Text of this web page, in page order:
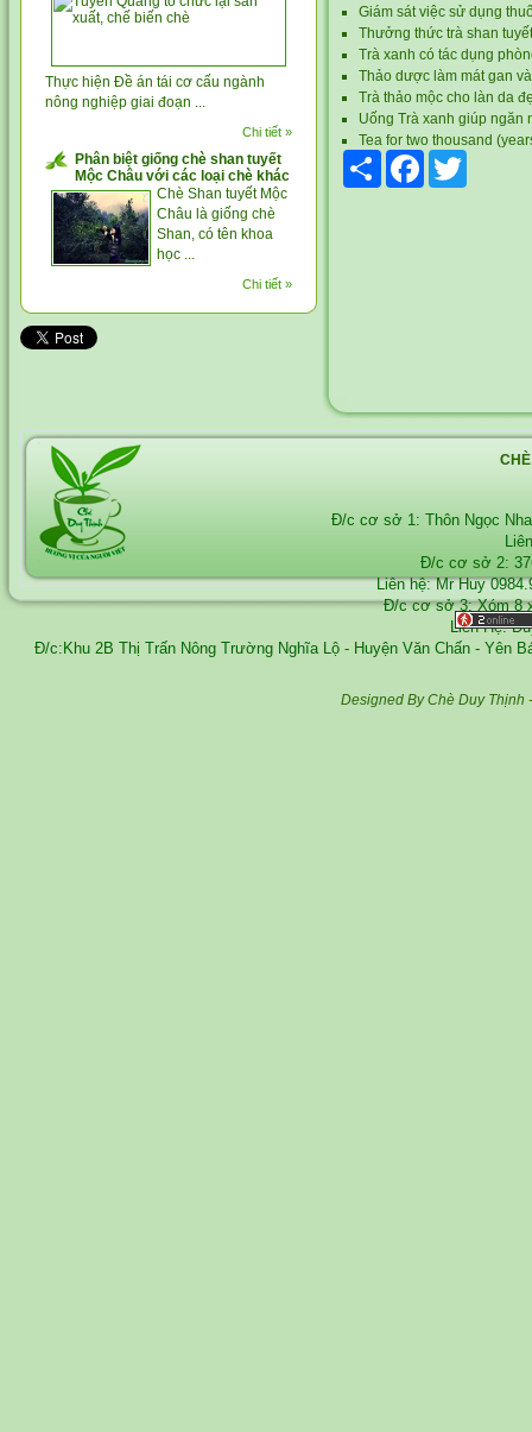
Thực hiện Đề án tái cơ cấu ngành
nông nghiệp giai đoạn ...
Chi tiết »
Phân biệt giống chè shan tuyết
Mộc Châu với các loại chè khác
Chè Shan tuyết Mộc
Châu là giống chè
Shan, có tên khoa
học ...
Chi tiết »
Giám sát việc sử dụng
Thưởng thức trà shan
Trà xanh có tác dụng
Thảo dược làm mát gan
Trà thảo mộc cho làn da
Uống Trà xanh giúp ngăn
Tea for two thousand
Share
Facebook
Đ/c cơ sở 1: Thôn Ngọc
Đ/c cơ sở 2:
Liên hệ: Mr Huy
Đ/c cơ sở 3: Xóm 8
Liên Hệ:
Đ/c:Khu 2B Thị Trấn Nông Trường Nghĩa Lộ - Huyện Văn Chấn - Yên
Designed By Chè Duy Thịnh -